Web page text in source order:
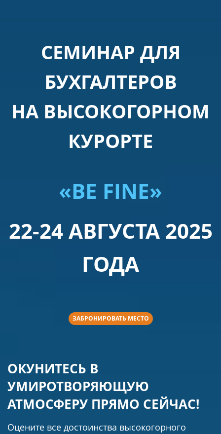
СЕМИНАР ДЛЯ
БУХГАЛТЕРОВ
НА ВЫСОКОГОРНОМ
КУРОРТЕ
«BE FINE»
22-24 АВГУСТА 2025
ГОДА
ЗАБРОНИРОВАТЬ МЕСТО
ОКУНИТЕСЬ В
УМИРОТВОРЯЮЩУЮ
АТМОСФЕРУ ПРЯМО СЕЙЧАС!
Оцените все достоинства высокогорного